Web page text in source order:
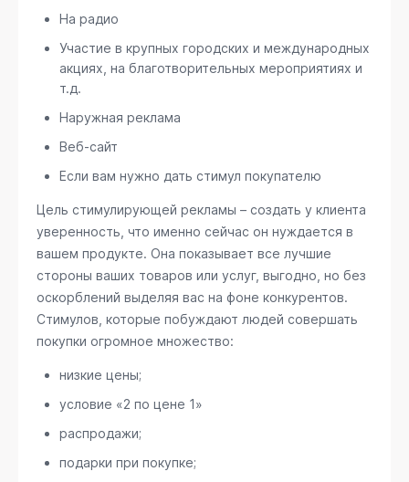
На радио
Участие в крупных городских и международных
акциях, на благотворительных мероприятиях и
т.д.
Наружная реклама
Веб-сайт
Если вам нужно дать стимул покупателю
Цель стимулирующей рекламы – создать у клиента
уверенность, что именно сейчас он нуждается в
вашем продукте. Она показывает все лучшие
стороны ваших товаров или услуг, выгодно, но без
оскорблений выделяя вас на фоне конкурентов.
Стимулов, которые побуждают людей совершать
покупки огромное множество:
низкие цены;
условие «2 по цене 1»
распродажи;
подарки при покупке;